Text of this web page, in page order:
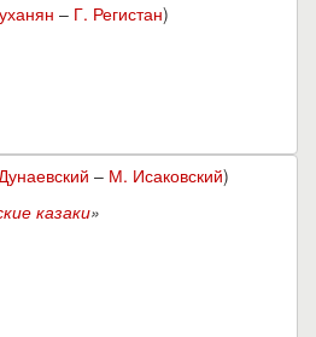
– Г. Регистан)
– М. Исаковский)
казаки»